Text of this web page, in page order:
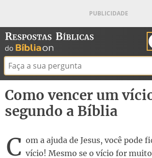
Buscar:
Como vencer um
segundo a Bíblia
C om a ajuda de Jesus, você pode
vício! Mesmo se o vício for